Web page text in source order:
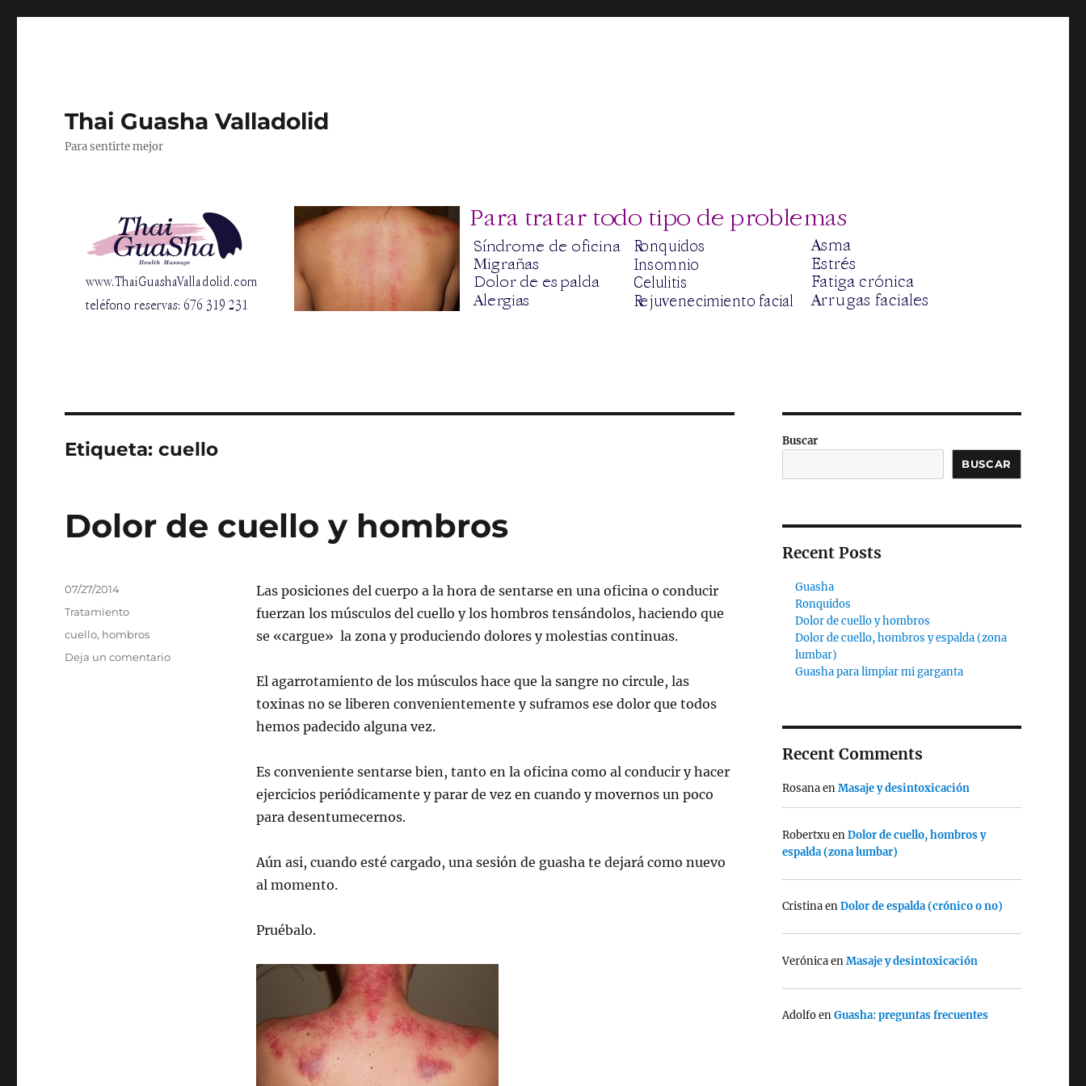
Thai Guasha Valladolid
Para sentirte mejor
Etiqueta:cuello
Dolor de cuello y hombros
Las posiciones del cuerpo a la hora de sentarse en una oficina o conducir
fuerzan los músculos del cuello y los hombros tensándolos, haciendo que
se «cargue» la zona y produciendo dolores y molestias continuas.
El agarrotamiento de los músculos hace que la sangre no circule, las
toxinas no se liberen convenientemente y suframos ese dolor que todos
hemos padecido alguna vez.
Es conveniente sentarse bien, tanto en la oficina como al conducir y hacer
ejercicios periódicamente y parar de vez en cuando y movernos un poco
para desentumecernos.
Aún asi, cuando esté cargado, una sesión de guasha te dejará como nuevo
al momento.
Pruébalo.
Publicado
07/27/2014
Categorías
Tratamiento
Etiquetas
cuello, hombros
Deja un comentarioen
Buscar
BUSCAR
Recent Posts
Guasha
Ronquidos
Dolor de cuello y hombros
Dolor de cuello, hombros y espalda (zona
lumbar)
Guasha para limpiar mi garganta
Recent Comments
RosanaenMasaje y desintoxicación
RobertxuenDolor de cuello, hombros y
espalda (zona lumbar)
CristinaenDolor de espalda (crónico o no)
VerónicaenMasaje y desintoxicación
AdolfoenGuasha: preguntas frecuentes